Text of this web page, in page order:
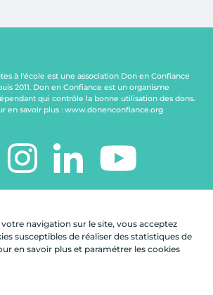
navigation sur le site, vous acceptez
susceptibles de réaliser des statistiques de
en savoir plus et paramétrer les cookies
à l'école est une association Don en Confiance
2011. Don en Confiance est un organisme
qui contrôle la bonne utilisation des dons.
en savoir plus : www.donenconfiance.org
Boulogne-Billancourt